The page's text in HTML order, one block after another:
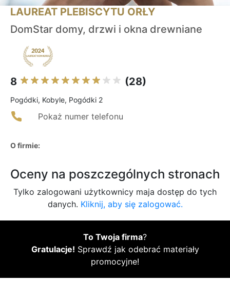
LAUREAT PLEBISCYTU ORŁY
DomStar domy, drzwi i okna drewniane
8 (28)
Pogódki, Kobyle, Pogódki 2
Pokaż numer telefonu
O firmie:
Oceny na poszczególnych stronach
Tylko zalogowani użytkownicy maja dostęp do tych
danych. Kliknij, aby się zalogować.
To Twoja firma?
Gratulacje! Sprawdź jak odebrać materiały
promocyjne!